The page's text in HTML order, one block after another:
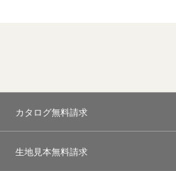
カタログ無料請求
生地見本無料請求